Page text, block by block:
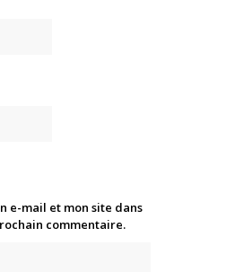
e-mail et mon site dans
commentaire.